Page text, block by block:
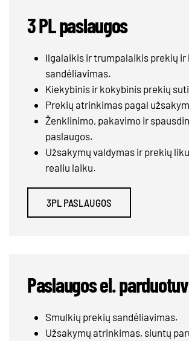
3 PL paslaugos
Ilgalaikis ir trumpalaikis prekių
sandėliavimas.
Kiekybinis ir kokybinis prekių
Prekių atrinkimas pagal
Ženklinimo, pakavimo ir
paslaugos.
Užsakymų valdymas ir prekių
realiu laiku.
3PL PASLAUGOS
Paslaugos el.
Smulkių prekių sandėliavimas.
Užsakymų atrinkimas, siuntų